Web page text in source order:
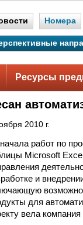
Номера
Ресурсы
2010 г.
работ по
Microsoft
и
для
вела